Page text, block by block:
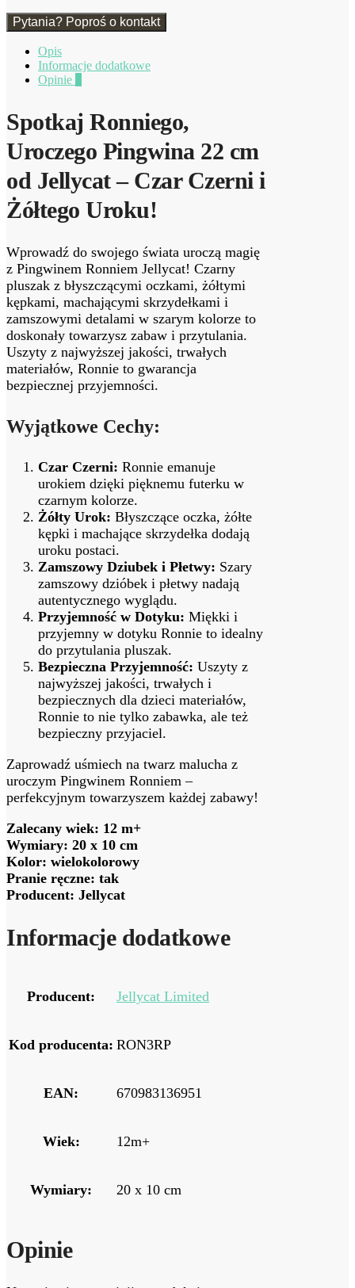
Pytania? Poproś o kontakt
Opis
Informacje dodatkowe
Opinie
Spotkaj Ronniego,
Uroczego Pingwina 22 cm
od Jellycat – Czar Czerni i
Żółtego Uroku!
Wprowadź do swojego świata uroczą magię
z Pingwinem Ronniem Jellycat! Czarny
pluszak z błyszczącymi oczkami, żółtymi
kępkami, machającymi skrzydełkami i
zamszowymi detalami w szarym kolorze to
doskonały towarzysz zabaw i przytulania.
Uszyty z najwyższej jakości, trwałych
materiałów, Ronnie to gwarancja
bezpiecznej przyjemności.
Wyjątkowe Cechy:
Czar Czerni: Ronnie emanuje
urokiem dzięki pięknemu futerku w
czarnym kolorze.
Żółty Urok: Błyszczące oczka, żółte
kępki i machające skrzydełka dodają
uroku postaci.
Zamszowy Dziubek i Płetwy: Szary
zamszowy dzióbek i płetwy nadają
autentycznego wyglądu.
Przyjemność w Dotyku: Miękki i
przyjemny w dotyku Ronnie to idealny
do przytulania pluszak.
Bezpieczna Przyjemność: Uszyty z
najwyższej jakości, trwałych i
bezpiecznych dla dzieci materiałów,
Ronnie to nie tylko zabawka, ale też
bezpieczny przyjaciel.
Zaprowadź uśmiech na twarz malucha z
uroczym Pingwinem Ronniem –
perfekcyjnym towarzyszem każdej zabawy!
Zalecany wiek: 12 m+
Wymiary: 20 x 10 cm
Kolor: wielokolorowy
Pranie ręczne: tak
Producent: Jellycat
Informacje dodatkowe
Producent: Jellycat Limited
Kod producenta: RON3RP
EAN: 670983136951
Wiek: 12m+
Wymiary: 20 x 10 cm
Opinie